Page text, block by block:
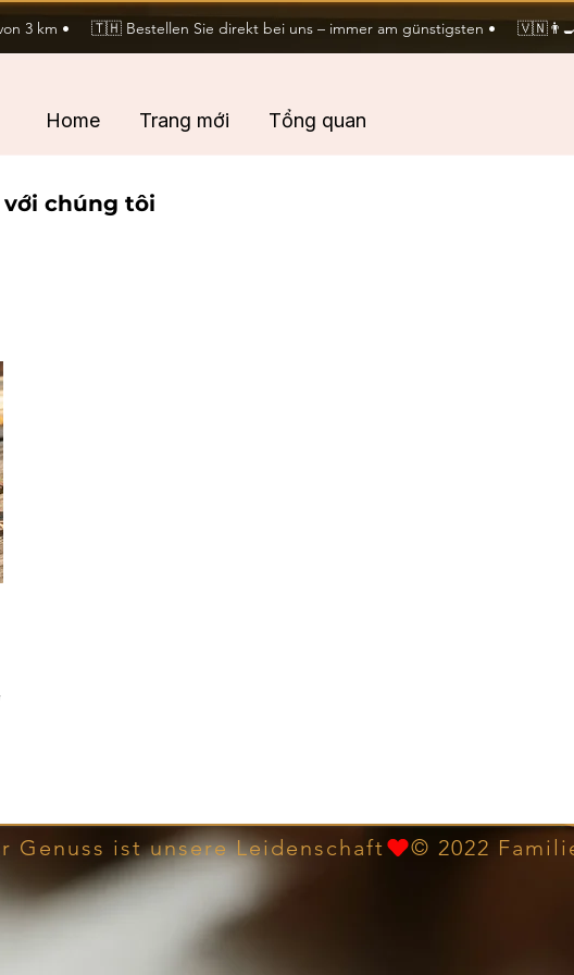
3 km •     🇹🇭 Bestellen Sie direkt bei uns – immer am günstigsten •
Home Trang mới Tổng quan
với chúng tôi
Genuss ist unsere Leidenschaft